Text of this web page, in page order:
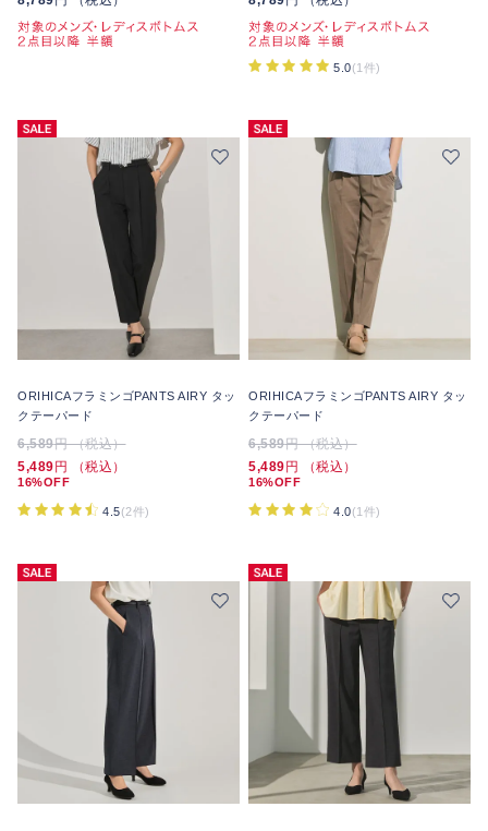
5.0(1件)
ORIHICAフラミンゴPANTS AIRY タッ
クテーパード
6,589円 （税込）
5,489 円 （税込）
16%OFF
4.5(2件)
ORIHICAフラミンゴPANTS AIRY タッ
クテーパード
6,589円 （税込）
5,489 円 （税込）
16%OFF
4.0(1件)